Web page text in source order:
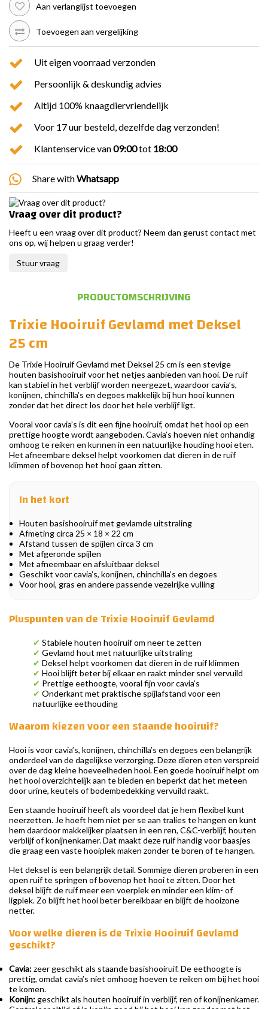
Aan verlanglijst toevoegen
Toevoegen aan vergelijking
Uit eigen voorraad verzonden
Persoonlijk & deskundig advies
Altijd 100% knaagdiervriendelijk
Voor 17 uur besteld, dezelfde dag verzonden!
Klantenservice van09:00tot 18:00
Share withWhatsapp
Vraag over dit product?
Heeft u een vraag over dit product? Neem dan gerust contact met
ons op, wij helpen u graag verder!
Stuur vraag
PRODUCTOMSCHRIJVING
Trixie Hooiruif Gevlamd met Deksel
25 cm
De Trixie Hooiruif Gevlamd met Deksel 25 cm is een stevige
houten basishooiruif voor het netjes aanbieden van hooi. De ruif
kan stabiel in het verblijf worden neergezet, waardoor cavia’s,
konijnen, chinchilla’s en degoes makkelijk bij hun hooi kunnen
zonder dat het direct los door het hele verblijf ligt.
Vooral voor cavia’s is dit een fijne hooiruif, omdat het hooi op een
prettige hoogte wordt aangeboden. Cavia’s hoeven niet onhandig
omhoog te reiken en kunnen in een natuurlijke houding hooi eten.
Het afneembare deksel helpt voorkomen dat dieren in de ruif
klimmen of bovenop het hooi gaan zitten.
In het kort
Houten basishooiruif met gevlamde uitstraling
Afmeting circa 25 × 18 × 22 cm
Afstand tussen de spijlen circa 3 cm
Met afgeronde spijlen
Met afneembaar en afsluitbaar deksel
Geschikt voor cavia’s, konijnen, chinchilla’s en degoes
Voor hooi, gras en andere passende vezelrijke vulling
Pluspunten van de Trixie Hooiruif Gevlamd
✔ Stabiele houten hooiruif om neer te zetten
✔ Gevlamd hout met natuurlijke uitstraling
✔ Deksel helpt voorkomen dat dieren in de ruif klimmen
✔ Hooi blijft beter bij elkaar en raakt minder snel vervuild
✔ Prettige eethoogte, vooral fijn voor cavia’s
✔ Onderkant met praktische spijlafstand voor een
natuurlijke eethouding
Waarom kiezen voor een staande hooiruif?
Hooi is voor cavia’s, konijnen, chinchilla’s en degoes een belangrijk
onderdeel van de dagelijkse verzorging. Deze dieren eten verspreid
over de dag kleine hoeveelheden hooi. Een goede hooiruif helpt om
het hooi overzichtelijk aan te bieden en beperkt dat het meteen
door urine, keutels of bodembedekking vervuild raakt.
Een staande hooiruif heeft als voordeel dat je hem flexibel kunt
neerzetten. Je hoeft hem niet per se aan tralies te hangen en kunt
hem daardoor makkelijker plaatsen in een ren, C&C-verblijf, houten
verblijf of konijnenkamer. Dat maakt deze ruif handig voor baasjes
die graag een vaste hooiplek maken zonder te boren of te hangen.
Het deksel is een belangrijk detail. Sommige dieren proberen in een
open ruif te springen of bovenop het hooi te zitten. Door het
deksel blijft de ruif meer een voerplek en minder een klim- of
ligplek. Zo blijft het hooi beter bereikbaar en blijft de hooizone
netter.
Voor welke dieren is de Trixie Hooiruif Gevlamd
geschikt?
Cavia:zeer geschikt als staande basishooiruif. De eethoogte is
prettig, omdat cavia’s niet omhoog hoeven te reiken om bij het hooi
te komen.
Konijn:geschikt als houten hooiruif in verblijf, ren of konijnenkamer.